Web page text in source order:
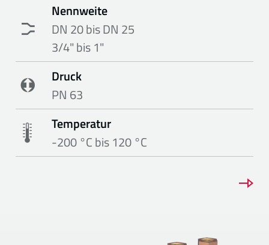
Nennweite
DN 20 bis DN 25
3/4" bis 1"
Druck
PN 63
Temperatur
-200 °C bis 120 °C